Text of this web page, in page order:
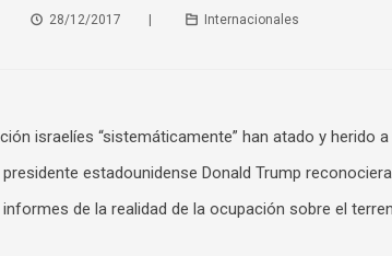
28/12/2017 Internacionales
israelíes “sistemáticamente” han atado y herido
estadounidense Donald Trump
de la realidad de la ocupación sobre el